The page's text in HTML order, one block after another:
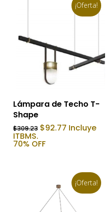
¡Oferta!
Añadir Al Carrito
Lámpara de Techo T-
Shape
$309.23 El
original
$92.77El
precio
Incluye
ITBMS.
70% OFF
¡Oferta!